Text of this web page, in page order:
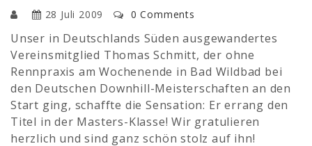
28 Juli 2009 0 Comments
Unser in Deutschlands Süden ausgewandertes
Vereinsmitglied Thomas Schmitt, der ohne
Rennpraxis am Wochenende in Bad Wildbad bei
den Deutschen Downhill-Meisterschaften an den
Start ging, schaffte die Sensation: Er errang den
Titel in der Masters-Klasse! Wir gratulieren
herzlich und sind ganz schön stolz auf ihn!